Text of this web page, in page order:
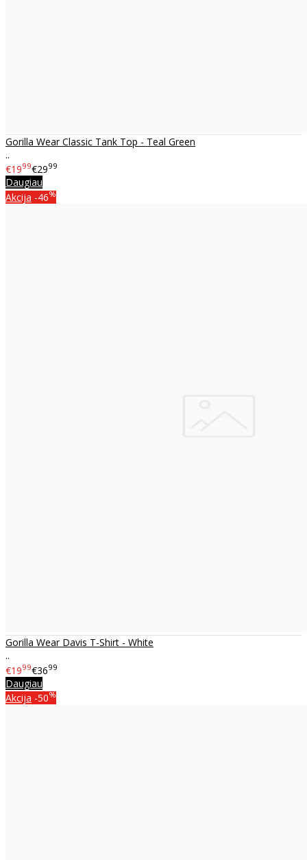
Gorilla Wear Classic Tank Top - Teal Green
..
€1999€2999
Daugiau
Akcija -46%
Gorilla Wear Davis T-Shirt - White
..
€1999€3699
Daugiau
Akcija -50%